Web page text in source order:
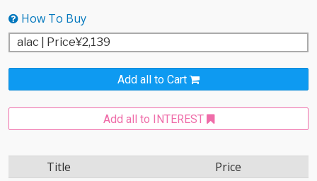
How To Buy
Add all to Cart
Add all to INTEREST
Title Price